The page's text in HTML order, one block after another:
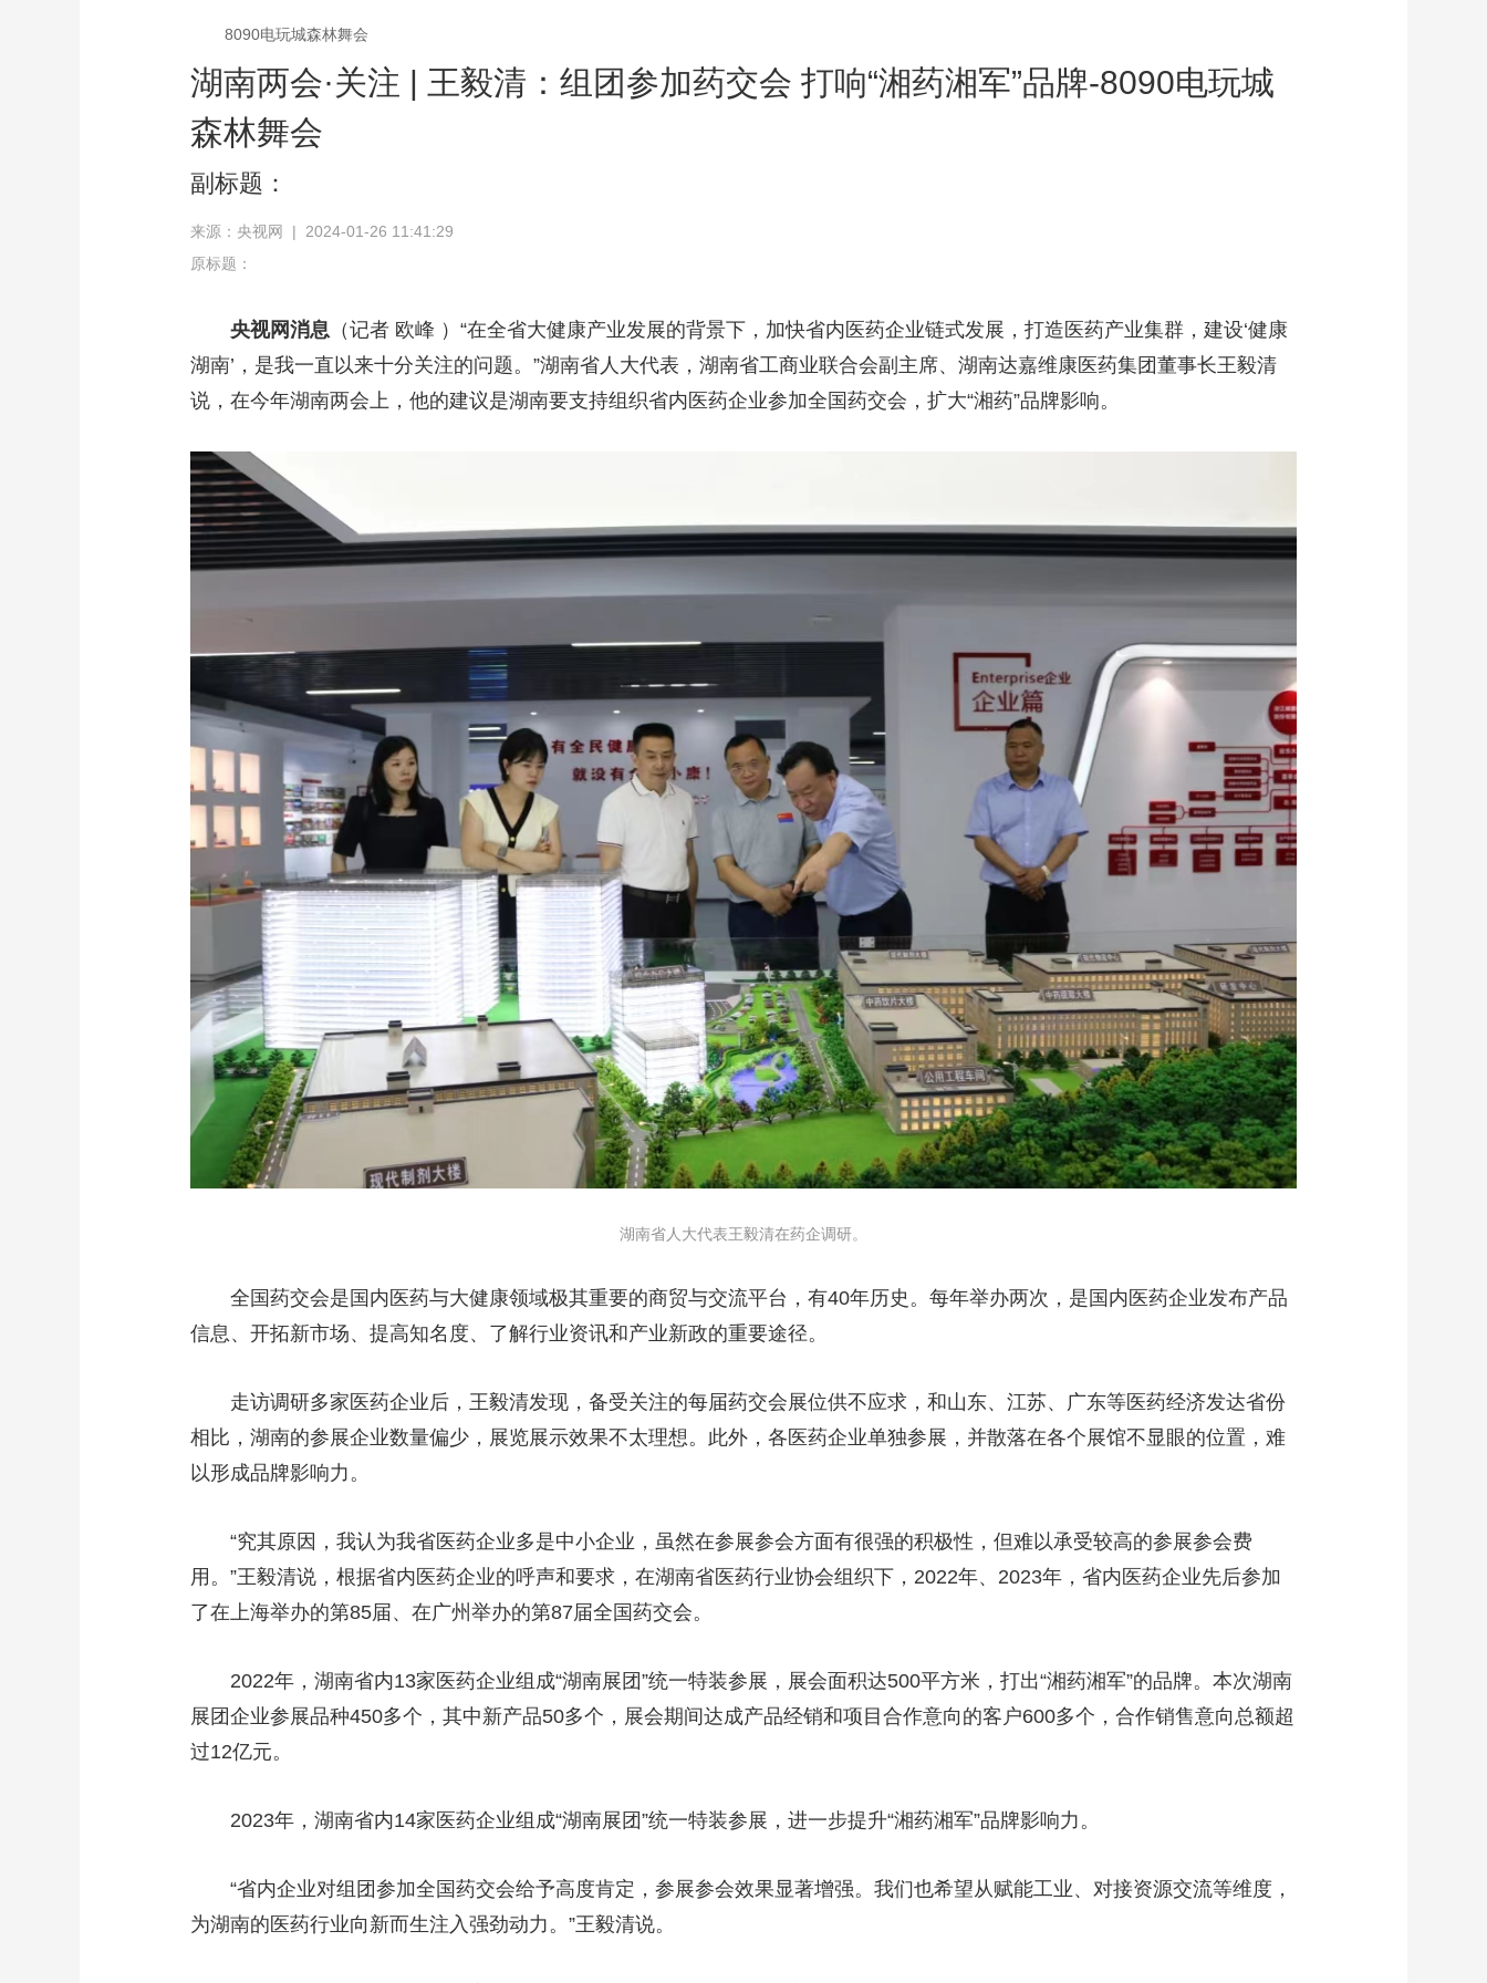
8090电玩城森林舞会
湖南两会·关注 | 王毅清：组团参加药交会 打响“湘药湘军”品牌-8090电玩城
森林舞会
副标题：
来源：央视网 | 2024-01-26 11:41:29
原标题：
央视网消息 （记者 欧峰 ）“在全省大健康产业发展的背景下，加快省内医药企业链式发展，打造医药产业集群，建设‘健康
湖南’，是我一直以来十分关注的问题。”湖南省人大代表，湖南省工商业联合会副主席、湖南达嘉维康医药集团董事长王毅清
说，在今年湖南两会上，他的建议是湖南要支持组织省内医药企业参加全国药交会，扩大“湘药”品牌影响。
湖南省人大代表王毅清在药企调研。
全国药交会是国内医药与大健康领域极其重要的商贸与交流平台，有40年历史。每年举办两次，是国内医药企业发布产品
信息、开拓新市场、提高知名度、了解行业资讯和产业新政的重要途径。
走访调研多家医药企业后，王毅清发现，备受关注的每届药交会展位供不应求，和山东、江苏、广东等医药经济发达省份
相比，湖南的参展企业数量偏少，展览展示效果不太理想。此外，各医药企业单独参展，并散落在各个展馆不显眼的位置，难
以形成品牌影响力。
“究其原因，我认为我省医药企业多是中小企业，虽然在参展参会方面有很强的积极性，但难以承受较高的参展参会费
用。”王毅清说，根据省内医药企业的呼声和要求，在湖南省医药行业协会组织下，2022年、2023年，省内医药企业先后参加
了在上海举办的第85届、在广州举办的第87届全国药交会。
2022年，湖南省内13家医药企业组成“湖南展团”统一特装参展，展会面积达500平方米，打出“湘药湘军”的品牌。本次湖南
展团企业参展品种450多个，其中新产品50多个，展会期间达成产品经销和项目合作意向的客户600多个，合作销售意向总额超
过12亿元。
2023年，湖南省内14家医药企业组成“湖南展团”统一特装参展，进一步提升“湘药湘军”品牌影响力。
“省内企业对组团参加全国药交会给予高度肯定，参展参会效果显著增强。我们也希望从赋能工业、对接资源交流等维度，
为湖南的医药行业向新而生注入强劲动力。”王毅清说。